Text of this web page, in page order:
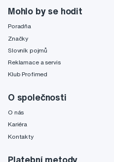
Mohlo by se hodit
Poradňa
Značky
Slovník pojmů
Reklamace a servis
Klub Profimed
O společnosti
O nás
Kariéra
Kontakty
Platební metody